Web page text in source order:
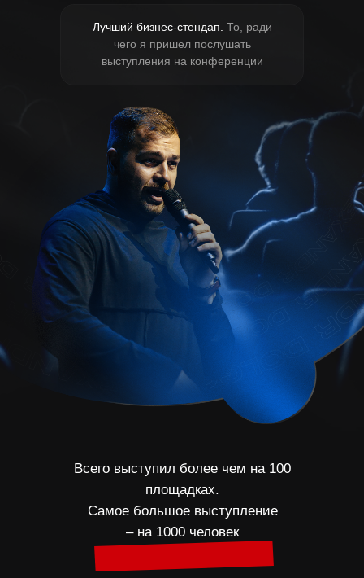
Лучший бизнес-стендап. То, ради
чего я пришел послушать
выступления на конференции
Всего выступил более чем на 100
площадках.
Самое большое выступление
– на 1000 человек